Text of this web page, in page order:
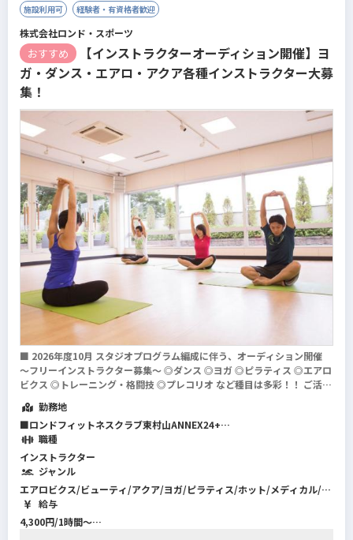
施設利用可 経験者・有資格者歓迎
株式会社ロンド・スポーツ
おすすめ
【インストラクターオーディション開催】ヨ
ガ・ダンス・エアロ・アクア各種インストラクター大募
集！
■ 2026年度10月 スタジオプログラム編成に伴う、オーディション開催
～フリーインストラクター募集～ ◎ダンス ◎ヨガ ◎ピラティス ◎エアロ
ビクス ◎トレーニング・格闘技 ◎プレコリオ など種目は多彩！！ ご活躍
大のスポー...
勤務地
■ロンドフィットネスクラブ東村山ANNEX24+
東京都東村山市栄町1-28
■ロンドフィットネスクラブ東大和24+
東京都東大和市桜が丘2-143
■オレンジロータス昭島
職種
インストラクター
ジャンル
エアロビクス/ビューティ/アクア/ヨガ/ピラティス/ホット/メディカル/ス
テップ/ストレッチ/ダンス全般/格闘系/整体/筋力トレーニング/プレコリ
オ/機能改善系/フィットネス全般
給与
4,300円/1時間〜